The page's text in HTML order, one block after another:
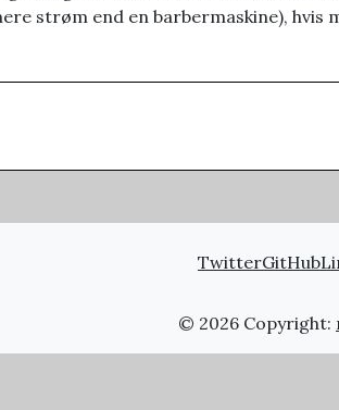
strøm end en barbermaskine), hvis
TwitterGitHub
© 2026 Copyright: